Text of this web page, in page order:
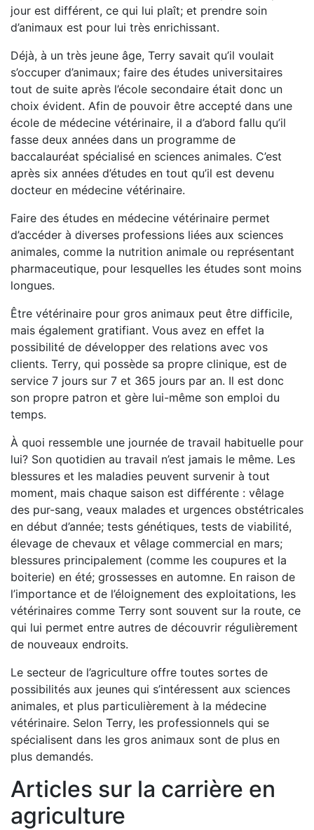
jour est différent, ce qui lui plaît; et prendre soin
d’animaux est pour lui très enrichissant.
Déjà, à un très jeune âge, Terry savait qu’il voulait
s’occuper d’animaux; faire des études universitaires
tout de suite après l’école secondaire était donc un
choix évident. Afin de pouvoir être accepté dans une
école de médecine vétérinaire, il a d’abord fallu qu’il
fasse deux années dans un programme de
baccalauréat spécialisé en sciences animales. C’est
après six années d’études en tout qu’il est devenu
docteur en médecine vétérinaire.
Faire des études en médecine vétérinaire permet
d’accéder à diverses professions liées aux sciences
animales, comme la nutrition animale ou représentant
pharmaceutique, pour lesquelles les études sont moins
longues.
Être vétérinaire pour gros animaux peut être difficile,
mais également gratifiant. Vous avez en effet la
possibilité de développer des relations avec vos
clients. Terry, qui possède sa propre clinique, est de
service 7 jours sur 7 et 365 jours par an. Il est donc
son propre patron et gère lui-même son emploi du
temps.
À quoi ressemble une journée de travail habituelle pour
lui? Son quotidien au travail n’est jamais le même. Les
blessures et les maladies peuvent survenir à tout
moment, mais chaque saison est différente : vêlage
des pur-sang, veaux malades et urgences obstétricales
en début d’année; tests génétiques, tests de viabilité,
élevage de chevaux et vêlage commercial en mars;
blessures principalement (comme les coupures et la
boiterie) en été; grossesses en automne. En raison de
l’importance et de l’éloignement des exploitations, les
vétérinaires comme Terry sont souvent sur la route, ce
qui lui permet entre autres de découvrir régulièrement
de nouveaux endroits.
Le secteur de l’agriculture offre toutes sortes de
possibilités aux jeunes qui s’intéressent aux sciences
animales, et plus particulièrement à la médecine
vétérinaire. Selon Terry, les professionnels qui se
spécialisent dans les gros animaux sont de plus en
plus demandés.
Articles sur la carrière en
agriculture